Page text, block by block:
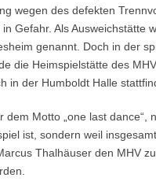
wegen des defekten
Gefahr. Als Ausweichstätte
genannt. Doch in der
die Heimspielstätte des
in der Humboldt Halle
dem Motto „one last dance“,
ist, sondern weil
Thalhäuser den MHV